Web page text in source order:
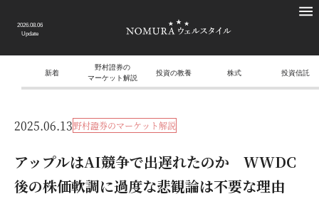
2026.08.06
Update
新着
野村證券の
マーケット解説
投資の教養 株式 投資信託
2025.06.13野村證券のマーケット解説
アップルはAI競争で出遅れたのか WWDC
後の株価軟調に過度な悲観論は不要な理由